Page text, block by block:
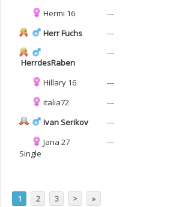
Hermi 16
---
Herr Fuchs
---
HerrdesRaben
---
Hillary 16 ---
italia72
---
Ivan Serikov
---
Jana 27
Single
---
1 2 3 > »